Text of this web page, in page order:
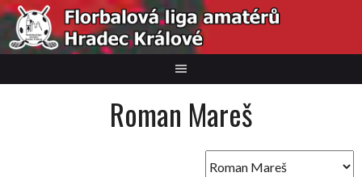
Skip
content
Roman Mareš